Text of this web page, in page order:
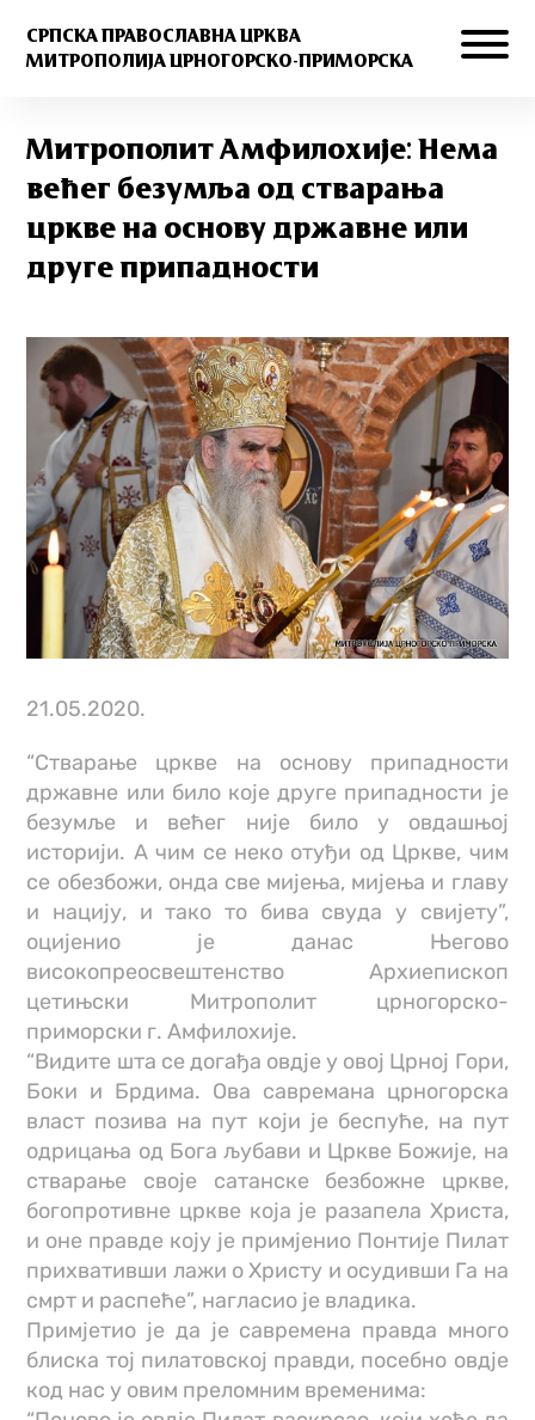
СРПСКА ПРАВОСЛАВНА ЦРКВА
МИТРОПОЛИЈА ЦРНОГОРСКО-ПРИМОРСКА
Митрополит Амфилохије: Нема
већег безумља од стварања
цркве на основу државне или
друге припадности
21.05.2020.
“Стварање цркве на основу припадности
државне или било које друге припадности је
безумље и већег није било у овдашњој
историји. А чим се неко отуђи од Цркве, чим
се обезбожи, онда све мијења, мијења и главу
и нацију, и тако то бива свуда у свијету”,
оцијенио је данас Његово
високопреосвештенство Архиепископ
цетињски Митрополит црногорско-
приморски г. Амфилохије.
“Видите шта се догађа овдје у овој Црној Гори,
Боки и Брдима. Ова савремана црногорска
власт позива на пут који је беспуће, на пут
одрицања од Бога љубави и Цркве Божије, на
стварање своје сатанске безбожне цркве,
богопротивне цркве која је разапела Христа,
и оне правде коју је примјенио Понтије Пилат
прихвативши лажи о Христу и осудивши Га на
смрт и распеће”, нагласио је владика.
Примјетио је да је савремена правда много
блиска тој пилатовској правди, посебно овдје
код нас у овим преломним временима: